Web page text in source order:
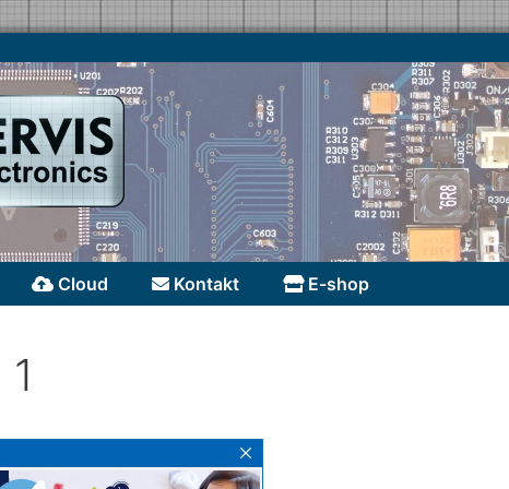
Cloud Kontakt E-shop